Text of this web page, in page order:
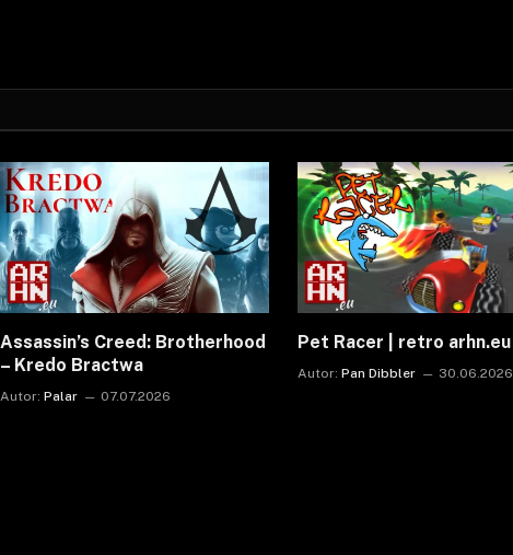
Assassin’s Creed: Brotherhood
– Kredo Bractwa
Autor: Palar 07.07.2026
Pet Racer | retro arhn.eu
Autor: Pan Dibbler 30.06.2026